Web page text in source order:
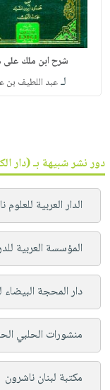
شرح ابن ملك
لـعبد اللطيف بن
دور نشر شبيهة بـ (دار
الدار العربية
المؤسسة العربية
دار المحجة البيضاء
منشورات الحلبي
مكتبة لبنان ناشرون